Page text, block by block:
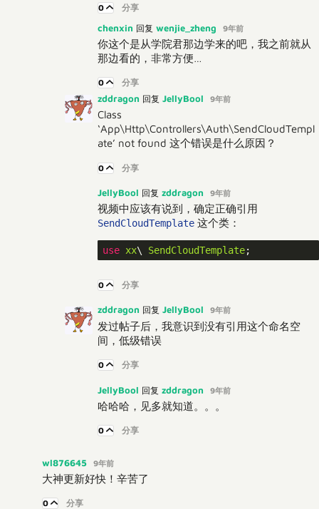
0 分享
chenxin 回复 wenjie_zheng 9年前
你这个是从学院君那边学来的吧，我之前就从
那边看的，非常方便…
0 分享
zddragon 回复 JellyBool 9年前
Class
‘App\Http\Controllers\Auth\SendCloudTempl
ate’ not found 这个错误是什么原因？
0 分享
JellyBool 回复 zddragon 9年前
视频中应该有说到，确定正确引用
SendCloudTemplate这个类：
use xx\ SendCloudTemplate
0 分享
zddragon 回复 JellyBool 9年前
发过帖子后，我意识到没有引用这个命名空
间，低级错误
0 分享
JellyBool 回复 zddragon 9年前
哈哈哈，见多就知道。。。
0 分享
wl876645 9年前
大神更新好快！辛苦了
0 分享